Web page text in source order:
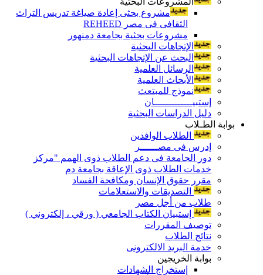
مشروع بحثى إعادة صياغة تدريس التراث
الثقافى فى مصر REHEED
مشروعات بحثية بجامعة دمنهور
الإتجاهات البحثية
البحث عن الإتجاهات البحثية
الرسائل العلمية
الأبحاث العلمية
نموذج للمبتعث
إستبيـــــــــــــان
دليل الدراسات البحثية
بوابة الطـلاب
الطلاب الوافدين
إدرس فى مصــــــر
دور الجامعة فى دعم الطلاب ذوى الهمم "مركز
خدمات الطلاب ذوى الإعاقة بجامعة دم
مقرر حقوق الإنسان ومكافحة الفساد
التصديقات والاستعلامات
طلاب من أجل مصر
إستبيان الكتاب الجامعي ( ورقي ، إلكتروني )
توصيف المقررات
نتائج الطلاب
خدمة البريد الالكترونى
بوابة الخريجين
إستخراج الشهادات